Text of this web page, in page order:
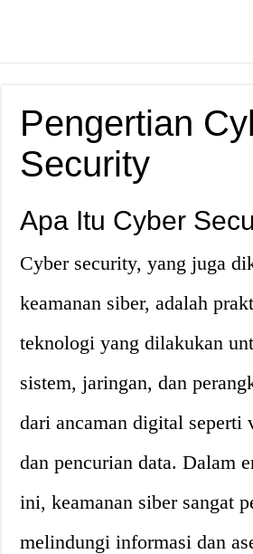
Pengertian
Security
Apa Itu Cyber
Cyber security, yang juga
keamanan siber, adalah
teknologi yang dilakukan
sistem, jaringan, dan
dari ancaman digital seperti
dan pencurian data. Dalam
ini, keamanan siber sangat
melindungi informasi dan